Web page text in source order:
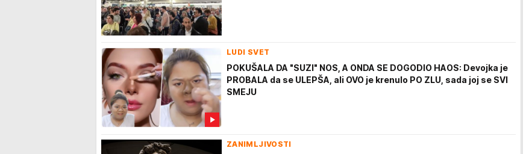
LUDI SVET
POKUŠALA DA "SUZI" NOS, A ONDA SE DOGODIO HAOS: Devojka je
PROBALA da se ULEPŠA, ali OVO je krenulo PO ZLU, sada joj se SVI
SMEJU
ZANIMLJIVOSTI